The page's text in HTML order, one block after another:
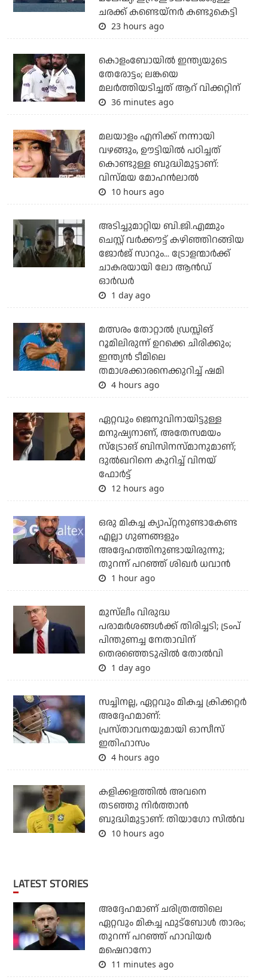
ചരക്ക് കണ്ടെയ്‌നര്‍ കണ്ടുകെട്ടി
23 hours ago
കൊളംബോയില്‍ ഇന്ത്യയുടെ
തേരോട്ടം; ലങ്കയെ
മലര്‍ത്തിയടിച്ചത് ആറ് വിക്കറ്റിന്
36 minutes ago
മലയാളം എനിക്ക് നന്നായി
വഴങ്ങും, ഊട്ടിയില്‍ പഠിച്ചത്
കൊണ്ടുള്ള ബുദ്ധിമുട്ടാണ്:
വിസ്മയ മോഹന്‍ലാല്‍
10 hours ago
അടിച്ചുമാറ്റിയ ബി.ജി.എമ്മും
ചെസ്റ്റ് വര്‍ക്കൗട്ട് കഴിഞ്ഞിറങ്ങിയ
ജോര്‍ജ് സാറും... ട്രോളന്മാര്‍ക്ക്
ചാകരയായി ലോ ആന്‍ഡ്
ഓര്‍ഡര്‍
1 day ago
മത്സരം തോറ്റാല്‍ ഡ്രസ്സിങ്
റൂമിലിരുന്ന് ഉറക്കെ ചിരിക്കും;
ഇന്ത്യന്‍ ടീമിലെ
തമാശക്കാരനെക്കുറിച്ച് ഷമി
4 hours ago
ഏറ്റവും ജെനുവിനായിട്ടുള്ള
മനുഷ്യനാണ്, അതേസമയം
സ്‌ട്രോങ് ബിസിനസ്മാനുമാണ്;
ദുല്‍ഖറിനെ കുറിച്ച് വിനയ്
ഫോര്‍ട്ട്
12 hours ago
ഒരു മികച്ച ക്യാപ്റ്റനുണ്ടാകേണ്ട
എല്ലാ ഗുണങ്ങളും
അദ്ദേഹത്തിനുണ്ടായിരുന്നു;
തുറന്ന് പറഞ്ഞ് ശിഖര്‍ ധവാന്‍
1 hour ago
മുസ്‌ലീം വിരുദ്ധ
പരാമര്‍ശങ്ങള്‍ക്ക് തിരിച്ചടി; ട്രംപ്
പിന്തുണച്ച നേതാവിന്
തെരഞ്ഞെടുപ്പില്‍ തോല്‍വി
1 day ago
സച്ചിനല്ല, ഏറ്റവും മികച്ച ക്രിക്കറ്റര്‍
അദ്ദേഹമാണ്:
പ്രസ്താവനയുമായി ഓസീസ്
ഇതിഹാസം
4 hours ago
കളിക്കളത്തില്‍ അവനെ
തടഞ്ഞു നിര്‍ത്താന്‍
ബുദ്ധിമുട്ടാണ്: തിയാഗോ സില്‍വ
10 hours ago
LATEST STORIES
അദ്ദേഹമാണ് ചരിത്രത്തിലെ
ഏറ്റവും മികച്ച ഫുട്‌ബോള്‍ താരം;
തുറന്ന് പറഞ്ഞ് ഹാവിയര്‍
മഷെറാനോ
11 minutes ago